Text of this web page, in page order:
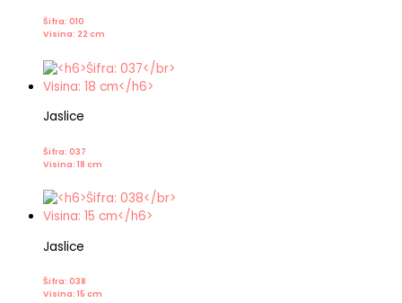
Šifra: 010
Visina: 22 cm
Jaslice
Šifra: 037
Visina: 18 cm
Jaslice
Šifra: 038
Visina: 15 cm